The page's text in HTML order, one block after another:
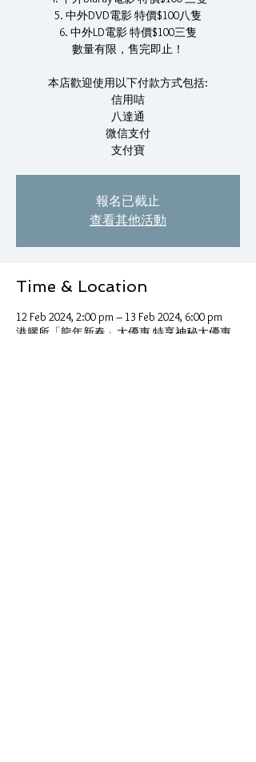
5. 中外DVD電影 特價$100八隻
6. 中外LD電影 特價$100三隻
數量有限，售完即止！
本店歡迎使用以下付款方式包括:
信用咭
八達通
微信支付
支付寶
報名已截止
查看其他活動
Time & Location
12 Feb 2024, 2:00 pm – 13 Feb 2024, 6:00 pm
港膠所「龍年新春」大優惠 特享神秘大優惠